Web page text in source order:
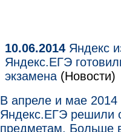
10.06.2014 Яндекс
Яндекс.ЕГЭ
экзамена (Новости)
В апреле и мае 2014
Яндекс.ЕГЭ решили
предметам. Больше